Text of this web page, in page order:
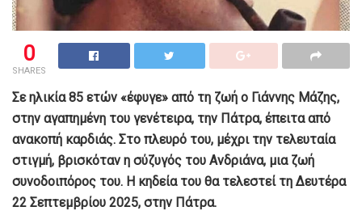
0
SHARES
Σε ηλικία 85 ετών «έφυγε» από τη ζωή ο Γιάννης Μάζης,
στην αγαπημένη του γενέτειρα, την Πάτρα, έπειτα από
ανακοπή καρδιάς. Στο πλευρό του, μέχρι την τελευταία
στιγμή, βρισκόταν η σύζυγός του Ανδριάνα, μια ζωή
συνοδοιπόρος του. Η κηδεία του θα τελεστεί τη Δευτέρα
22 Σεπτεμβρίου 2025, στην Πάτρα.